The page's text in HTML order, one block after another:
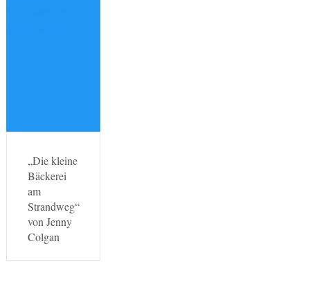
„Die kleine
Bäckerei
am
Strandweg“
von Jenny
Colgan